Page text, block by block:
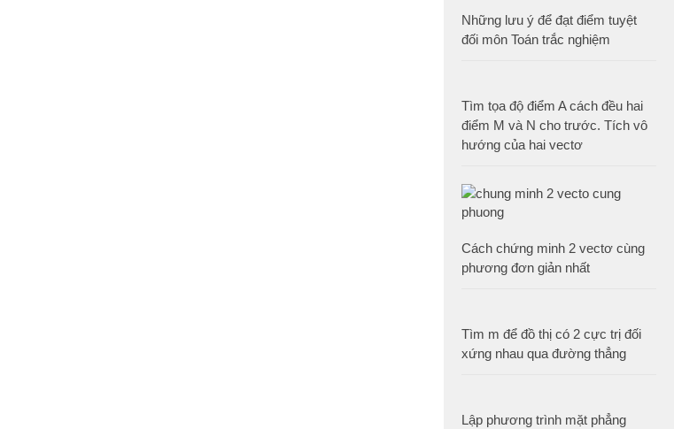
Những lưu ý để đạt điểm tuyệt
đối môn Toán trắc nghiệm
Tìm tọa độ điểm A cách đều hai
điểm M và N cho trước. Tích vô
hướng của hai vectơ
Cách chứng minh 2 vectơ cùng
phương đơn giản nhất
Tìm m để đồ thị có 2 cực trị đối
xứng nhau qua đường thẳng
Lập phương trình mặt phẳng